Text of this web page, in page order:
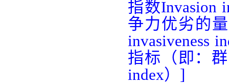
指数Invasion
争力优劣的
invasiveness
指标（即：
index） ]